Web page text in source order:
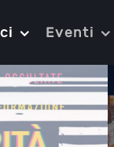
Eventi